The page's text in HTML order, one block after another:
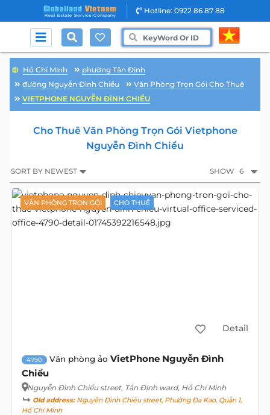
Hotline: 0922 86 87 88
Hồ Chí Minh
phường Tân Định
đường Nguyễn Đình Chiểu
Văn Phòng Trọn Gói Cho Thuê
VIETPHONE NGUYỄN ĐÌNH CHIỂU
Cho Thuê Văn Phòng Trọn Gói Vietphone
Nguyễn Đình Chiểu
SORT BY NEWEST SHOW 6
VĂN PHÒNG TRỌN GÓI CHO THUÊ
Detail
4790 Văn phòng ảo VietPhone Nguyễn Đình
Chiểu
Nguyễn Đình Chiểu street, Tân Định ward, Hồ Chí Minh
Old address:Nguyễn Đình Chiểu street, Phường Đa Kao, Quận 1,
Hồ Chí Minh